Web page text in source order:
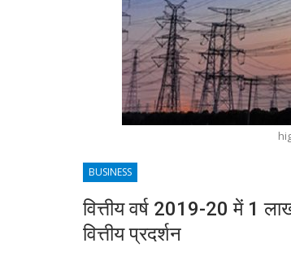
BUSINESS
वित्तीय वर्ष 2019-20 में 1
वित्तीय प्रदर्शन